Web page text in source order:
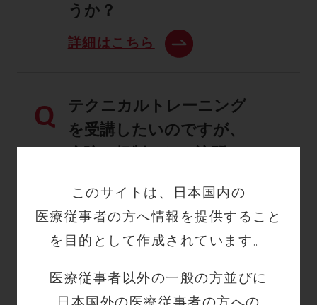
このサイトは、日本国内の
医療従事者の方へ情報を提供すること
を目的として作成されています。
医療従事者以外の一般の方並びに
うか？
詳細はこちら
Q
テクニカルトレーニング
を受講したいのですが、
状況です。何か別の方法
はありませんか？